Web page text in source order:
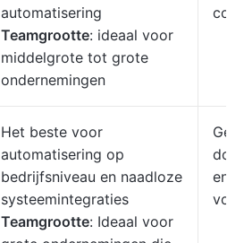
automatisering
Teamgrootte: ideaal voor
middelgrote tot grote
ondernemingen
Het beste voor
automatisering op
bedrijfsniveau en naadloze
systeemintegraties
Teamgrootte: Ideaal voor
en